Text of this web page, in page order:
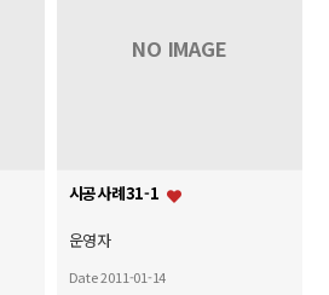
NO IMAGE
시공사례31-1
운영자
Date 2011-01-14